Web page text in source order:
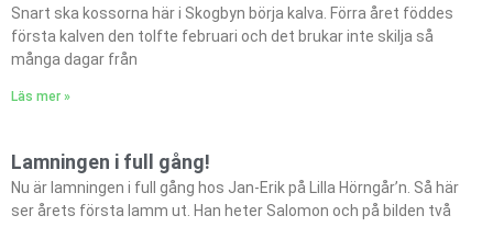
Snart ska kossorna här i Skogbyn börja kalva. Förra året föddes
första kalven den tolfte februari och det brukar inte skilja så
många dagar från
Läs mer »
Lamningen i full gång!
Nu är lamningen i full gång hos Jan-Erik på Lilla Hörngår’n. Så här
ser årets första lamm ut. Han heter Salomon och på bilden två